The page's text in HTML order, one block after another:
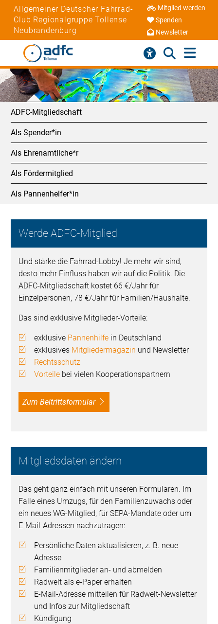
Allgemeiner Deutscher Fahrrad-
Club Regionalgruppe Tollense
Neubrandenburg
Mitglied werden
Spenden
Newsletter
ADFC-Mitgliedschaft
Als Spender*in
Als Ehrenamtliche*r
Als Fördermitglied
Als Pannenhelfer*in
Werde ADFC-Mitglied
Und stärke die Fahrrad-Lobby! Je mehr wir sind,
desto mehr Einfluss haben wir auf die Politik. Die
ADFC-Mitgliedschaft kostet 66 €/Jahr für
Einzelpersonen, 78 €/Jahr für Familien/Haushalte.
Das sind exklusive Mitglieder-Vorteile:
exklusive Pannenhilfe in Deutschland
exklusives Mitgliedermagazin und Newsletter
Rechtsschutz
Vorteile bei vielen Kooperationspartnern
Zum Beitrittsformular
Mitgliedsdaten ändern
Das geht ganz einfach mit unseren Formularen. Im
Falle eines Umzugs, für den Familienzuwachs oder
ein neues WG-Mitglied, für SEPA-Mandate oder um
E-Mail-Adressen nachzutragen:
Persönliche Daten aktualisieren, z. B. neue
Adresse
Familienmitglieder an- und abmelden
Radwelt als e-Paper erhalten
E-Mail-Adresse mitteilen für Radwelt-Newsletter
und Infos zur Mitgliedschaft
Kündigung